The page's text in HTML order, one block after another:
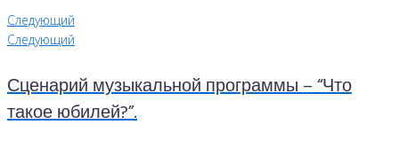
Следующий
Следующий
Сценарий музыкальной программы – “Что
такое юбилей?”.